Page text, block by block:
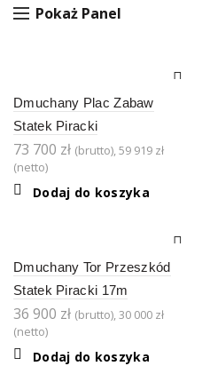
Pokaż Panel
Dmuchany Plac Zabaw
Statek Piracki
73 700 zł (brutto),59 919 zł
(netto)
Dodaj do koszyka
Dmuchany Tor Przeszkód
Statek Piracki 17m
36 900 zł (brutto),30 000 zł
(netto)
Dodaj do koszyka